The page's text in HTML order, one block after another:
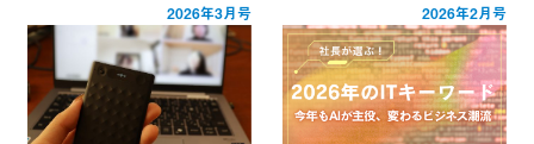
2026年3月号 2026年2月号